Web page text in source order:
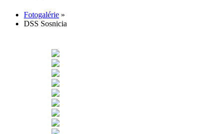
Fotogalérie »
DSS Sosnicia